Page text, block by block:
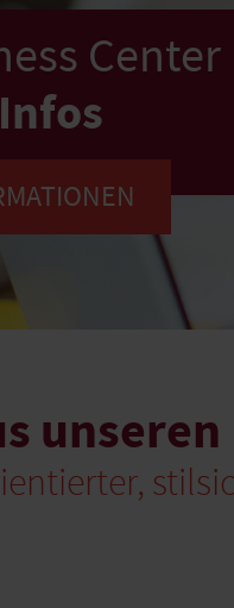
Center